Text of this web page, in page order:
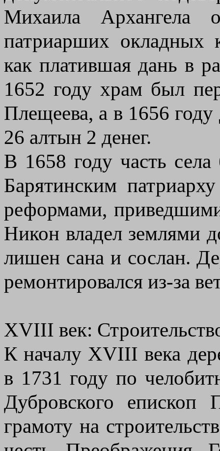
Михаила Архангела
патриарших окладных
как платившая дань в
1652 году храм был
Плещеева, а в 1656 году
26 алтын 2 денег.
В 1658 году часть
Барятинским
реформами,
Никон владел землями
лишен сана и сослан.
ремонтировался из-за
XVIII век:
К началу XVIII века
в 1731 году по
Дубровского епископ
грамоту на